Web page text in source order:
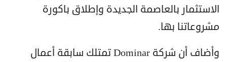
الاستثمار بالعاصمة الجديدة وإطلاق باكورة
مشروعاتنا بها.
وأضاف أن شركة Dominar تمتلك سابقة أعمال